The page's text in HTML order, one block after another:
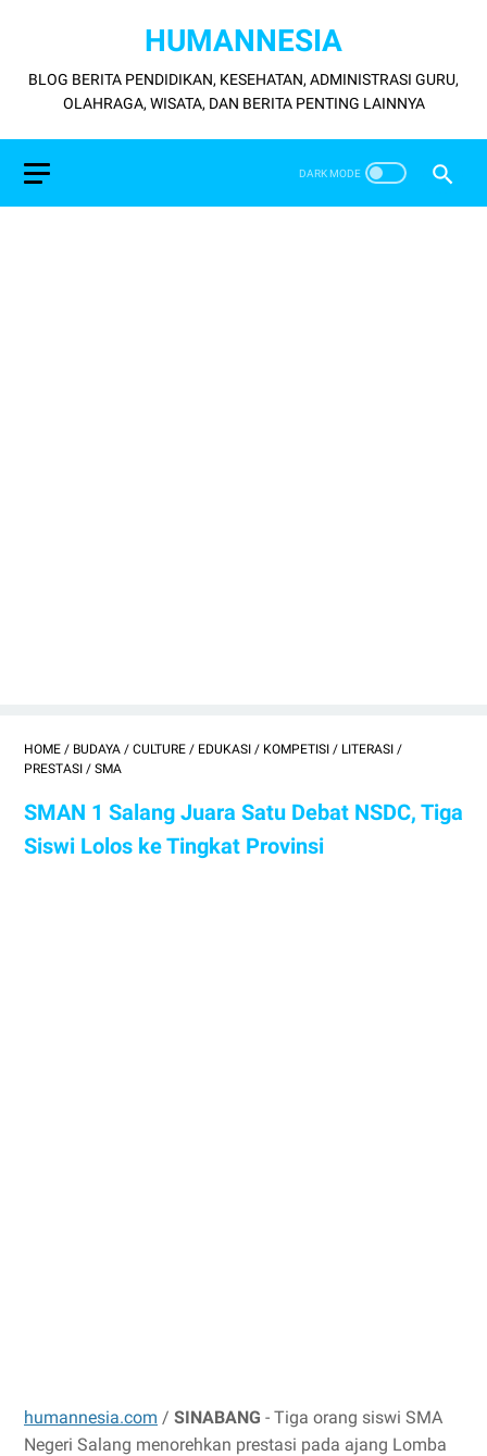
HUMANNESIA
BLOG BERITA PENDIDIKAN, KESEHATAN, ADMINISTRASI GURU,
OLAHRAGA, WISATA, DAN BERITA PENTING LAINNYA
HOME / BUDAYA / CULTURE / EDUKASI / KOMPETISI / LITERASI /
PRESTASI / SMA
SMAN 1 Salang Juara Satu Debat NSDC, Tiga
Siswi Lolos ke Tingkat Provinsi
humannesia.com / SINABANG - Tiga orang siswi SMA
Negeri Salang menorehkan prestasi pada ajang Lomba